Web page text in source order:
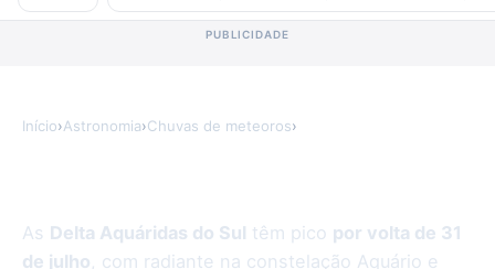
Início›Astronomia›Chuvas de meteoros›
As Delta Aquáridas do Sul têm pico por volta de 31
de julho, com radiante na constelação Aquário e